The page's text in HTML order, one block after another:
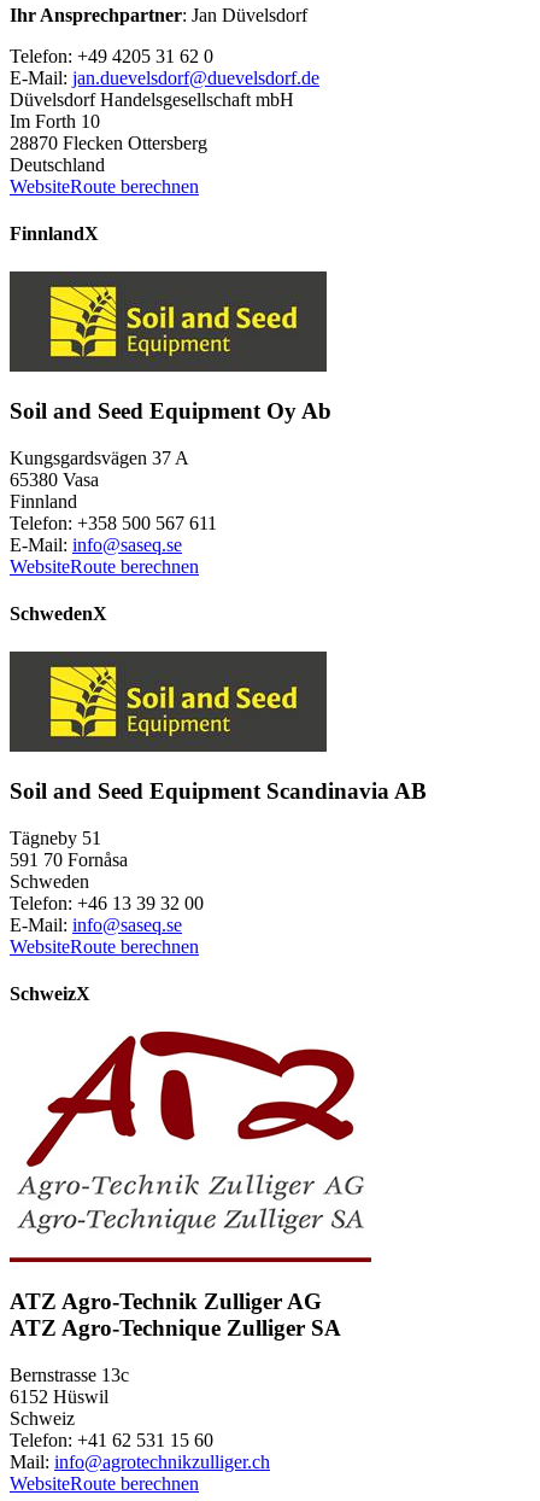
Ihr Ansprechpartner: Jan Düvelsdorf
Telefon: +49 4205 31 62 0
E-Mail: jan.duevelsdorf@duevelsdorf.de
Düvelsdorf Handelsgesellschaft mbH
Im Forth 10
28870 Flecken Ottersberg
Deutschland
WebsiteRoute berechnen
FinnlandX
Soil and Seed Equipment Oy Ab
Kungsgardsvägen 37 A
65380 Vasa
Finnland
Telefon: +358 500 567 611
E-Mail: info@saseq.se
WebsiteRoute berechnen
SchwedenX
Soil and Seed Equipment Scandinavia AB
Tägneby 51
591 70 Fornåsa
Schweden
Telefon: +46 13 39 32 00
E-Mail: info@saseq.se
WebsiteRoute berechnen
SchweizX
ATZ Agro-Technik Zulliger AG
ATZ Agro-Technique Zulliger SA
Bernstrasse 13c
6152 Hüswil
Schweiz
Telefon: +41 62 531 15 60
Mail: info@agrotechnikzulliger.ch
WebsiteRoute berechnen